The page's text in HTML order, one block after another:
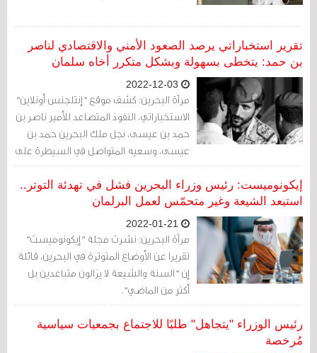
تقرير استخباراتي يرصد الصعود الأمني والاقتصادي لناصر
بن حمد: يتخطى بسهولة وبشكل متكرر أخاه سلمان
مرآة البحرين: كشف موقع "إنتلجنس أونلاين"
الاستخباراتي، النفوذ المتصاعد للأمير ناصر بن
حمد بن عيسى، نجل ملك البحرين حمد بن
عيسى، وسعيه المتواصل في السيطرة على
أجهزة الأمن والاستخبارات في المملكة
الخليجية الصغيرة.
إيكونوميست: رئيس وزراء البحرين فشل في تهدئة التوتر..
استبعد الشيعة وغير متحمّس لعمل البرلمان
مرآة البحرين: نشرت مجلة "إيكونوميست"
تقريرا عن الأوضاع المتوترة في البحرين، قائلة
إن "السنة والشيعة لا يزالون متباعدين بل
أكثر من الماضي".
رئيس الوزراء "يتجاهل" طلبًا للاجتماع بجمعيات سياسية
مُرخصة